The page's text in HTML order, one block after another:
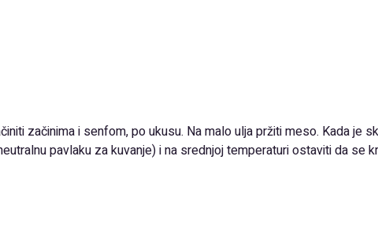
začinima i senfom, po ukusu. Na malo ulja pržiti meso. Kada je
pavlaku za kuvanje) i na srednjoj temperaturi ostaviti da se